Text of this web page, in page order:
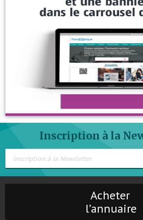
Inscription à la
Acheter
l’annuaire